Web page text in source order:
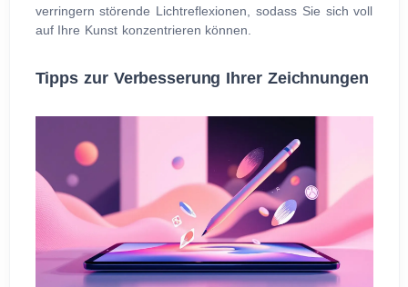
verringern störende Lichtreflexionen, sodass Sie sich voll
auf Ihre Kunst konzentrieren können.
Tipps zur Verbesserung Ihrer Zeichnungen